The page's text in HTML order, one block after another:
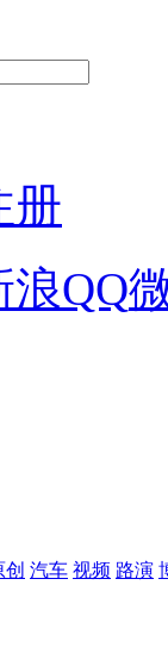
册
浪QQ
创 汽车 视频 路演